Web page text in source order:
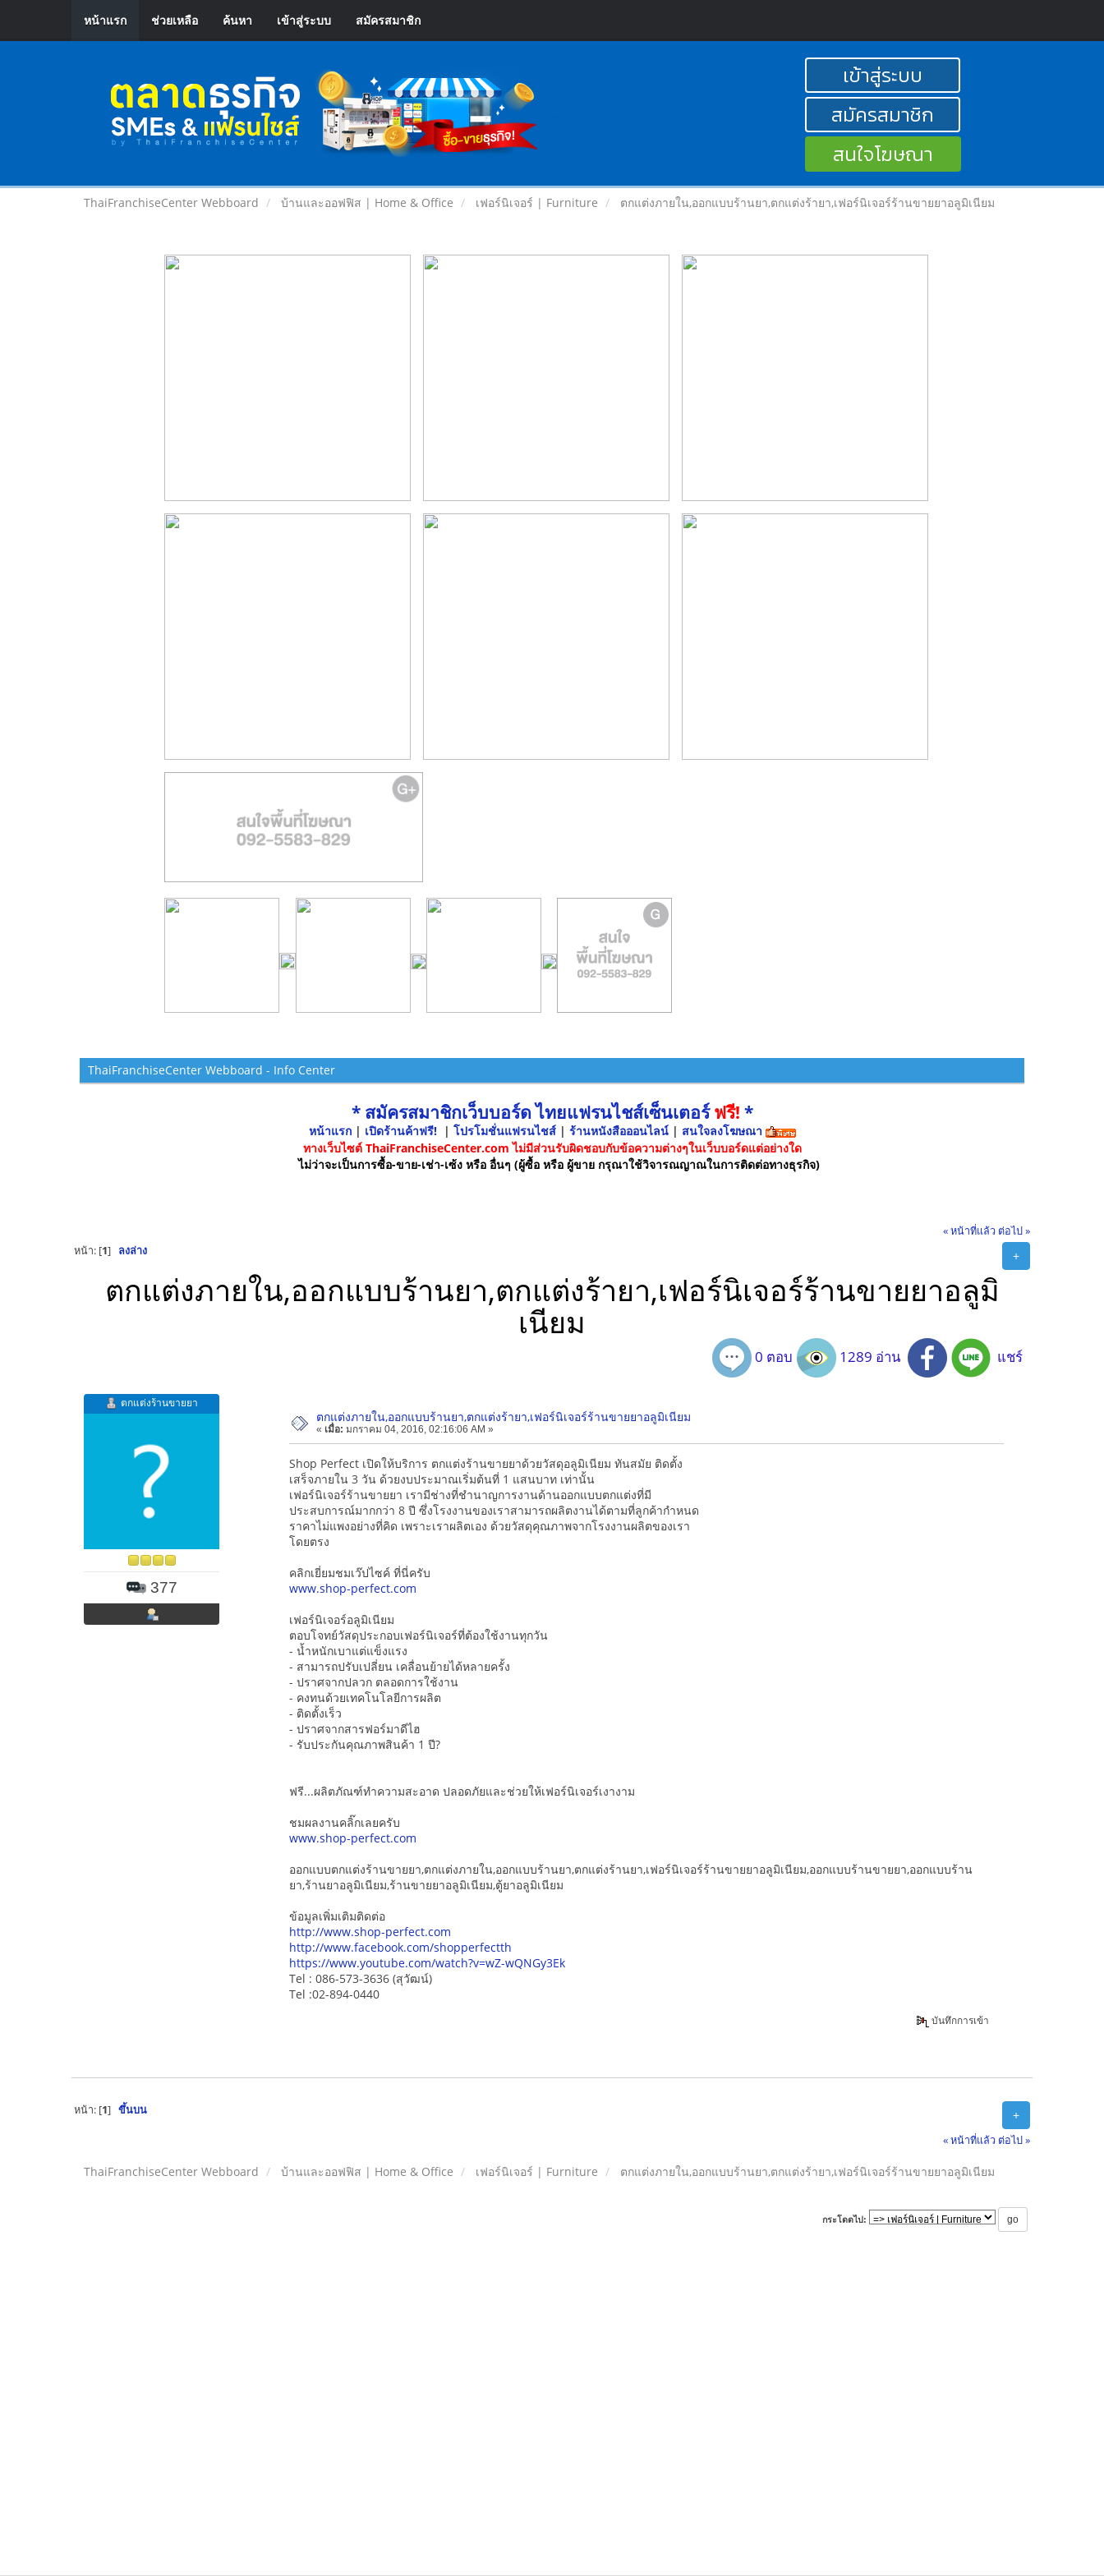
หน้าแรก ช่วยเหลือ ค้นหา เข้าสู่ระบบ สมัครสมาชิก
เข้าสู่ระบบ
สมัครสมาชิก
สนใจโฆษณา
ThaiFranchiseCenter Webboard บ้านและออฟฟิส | Home & Office เฟอร์นิเจอร์ | Furniture ตกแต่งภายใน,ออกแบบร้านยา,ตกแต่งร้ายา,เฟอร์นิเจอร์ร้านขายยาอลูมิเนียม
ThaiFranchiseCenter Webboard - Info Center
* สมัครสมาชิกเว็บบอร์ด ไทยแฟรนไชส์เซ็นเตอร์ฟรี! *
หน้าแรก| เปิดร้านค้าฟรี! | โปรโมชั่นแฟรนไชส์ | ร้านหนังสือออนไลน์ | สนใจลงโฆษณา
ทางเว็บไซต์ ThaiFranchiseCenter.com ไม่มีส่วนรับผิดชอบกับข้อความต่างๆในเว็บบอร์ดแต่อย่างใด
ไม่ว่าจะเป็นการซื้อ-ขาย-เช่า-เซ้ง หรือ อื่นๆ (ผู้ซื้อ หรือ ผู้ขาย กรุณาใช้วิจารณญาณในการติดต่อทางธุรกิจ)
« หน้าที่แล้ว ต่อไป »
+
หน้า: [1] ลงล่าง
ตกแต่งภายใน,ออกแบบร้านยา,ตกแต่งร้ายา,เฟอร์นิเจอร์ร้านขายยาอลูมิ
เนียม
0 ตอบ 1289 อ่าน แชร์
ตกแต่งร้านขายยา
377
ตกแต่งภายใน,ออกแบบร้านยา,ตกแต่งร้ายา,เฟอร์นิเจอร์ร้านขายยาอลูมิเนียม
« เมื่อ: มกราคม 04, 2016, 02:16:06 AM »
Shop Perfect เปิดให้บริการ ตกแต่งร้านขายยาด้วยวัสดุอลูมิเนียม ทันสมัย ติดตั้ง
เสร็จภายใน 3 วัน ด้วยงบประมาณเริ่มต้นที่ 1 แสนบาท เท่านั้น
เฟอร์นิเจอร์ร้านขายยา เรามีช่างที่ชำนาญการงานด้านออกแบบตกแต่งที่มี
ประสบการณ์มากกว่า 8 ปี ซึ่งโรงงานของเราสามารถผลิตงานได้ตามที่ลูกค้ากำหนด
ราคาไม่แพงอย่างที่คิด เพราะเราผลิตเอง ด้วยวัสดุคุณภาพจากโรงงานผลิตของเรา
โดยตรง
คลิกเยี่ยมชมเว๊ปไซค์ ที่นี่ครับ
www.shop-perfect.com
เฟอร์นิเจอร์อลูมิเนียม
ตอบโจทย์วัสดุประกอบเฟอร์นิเจอร์ที่ต้องใช้งานทุกวัน
- น้ำหนักเบาแต่แข็งแรง
- สามารถปรับเปลี่ยน เคลื่อนย้ายได้หลายครั้ง
- ปราศจากปลวก ตลอดการใช้งาน
- คงทนด้วยเทคโนโลยีการผลิต
- ติดตั้งเร็ว
- ปราศจากสารฟอร์มาดีไฮ
- รับประกันคุณภาพสินค้า 1 ปี?
ฟรี...ผลิตภัณฑ์ทำความสะอาด ปลอดภัยและช่วยให้เฟอร์นิเจอร์เงางาม
ชมผลงานคลิ๊กเลยครับ
www.shop-perfect.com
ออกแบบตกแต่งร้านขายยา,ตกแต่งภายใน,ออกแบบร้านยา,ตกแต่งร้านยา,เฟอร์นิเจอร์ร้านขายยาอลูมิเนียม,ออกแบบร้านขายยา,ออกแบบร้าน
ยา,ร้านยาอลูมิเนียม,ร้านขายยาอลูมิเนียม,ตู้ยาอลูมิเนียม
ข้อมูลเพิ่มเติมติดต่อ
http://www.shop-perfect.com
http://www.facebook.com/shopperfectth
https://www.youtube.com/watch?v=wZ-wQNGy3Ek
Tel : 086-573-3636 (สุวัฒน์)
Tel :02-894-0440
บันทึกการเข้า
+
หน้า: [1] ขึ้นบน
« หน้าที่แล้ว ต่อไป »
ThaiFranchiseCenter Webboard บ้านและออฟฟิส | Home & Office เฟอร์นิเจอร์ | Furniture ตกแต่งภายใน,ออกแบบร้านยา,ตกแต่งร้ายา,เฟอร์นิเจอร์ร้านขายยาอลูมิเนียม
กระโดดไป: